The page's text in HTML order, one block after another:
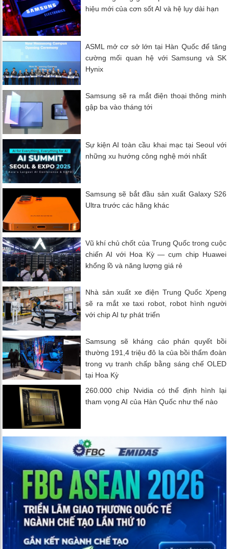
hiệu mới của cơn sốt AI và hệ lụy dài hạn
ASML mở cơ sở lớn tại Hàn Quốc để tăng
cường mối quan hệ với Samsung và SK
Hynix
Samsung sẽ ra mắt điện thoại thông minh
gập ba vào tháng tới
Sự kiện AI toàn cầu khai mạc tại Seoul với
những xu hướng công nghệ mới nhất
Samsung sẽ bắt đầu sản xuất Galaxy S26
Ultra trước các hãng khác
Vũ khí chủ chốt của Trung Quốc trong cuộc
chiến AI với Hoa Kỳ — cụm chip Huawei
khổng lồ và năng lượng giá rẻ
Nhà sản xuất xe điện Trung Quốc Xpeng
sẽ ra mắt xe taxi robot, robot hình người
với chip AI tự phát triển
Samsung sẽ kháng cáo phán quyết bồi
thường 191,4 triệu đô la của bồi thẩm đoàn
trong vụ tranh chấp bằng sáng chế OLED
tại Hoa Kỳ
260.000 chip Nvidia có thể định hình lại
tham vọng AI của Hàn Quốc như thế nào